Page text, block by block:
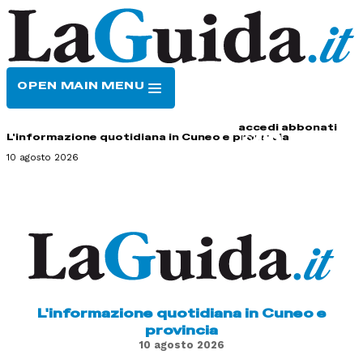
OPEN MAIN MENU
accedi abbonati
L'informazione quotidiana in Cuneo e provincia
10 agosto 2026
L'informazione quotidiana in Cuneo e
provincia
10 agosto 2026